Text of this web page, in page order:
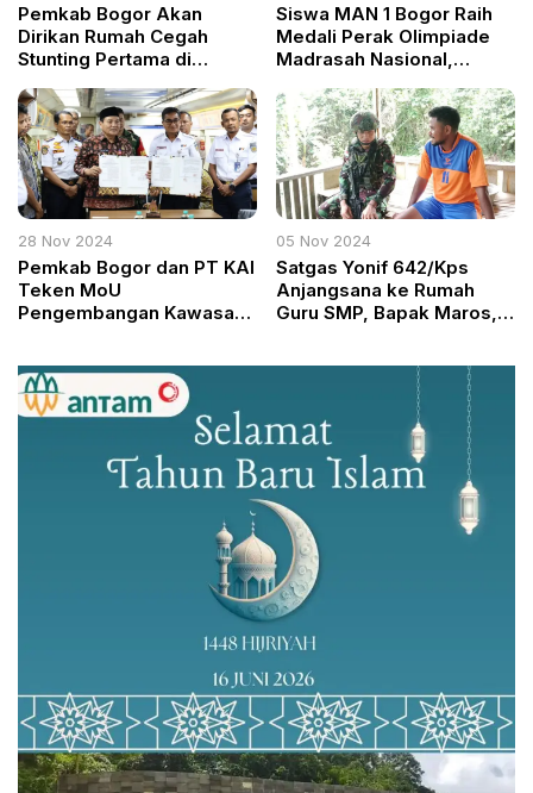
Pemkab Bogor Akan
Dirikan Rumah Cegah
Stunting Pertama di
Siswa MAN 1 Bogor Raih
Medali Perak Olimpiade
Madrasah Nasional,
dan Nilai Islam
28 Nov 2024
Pemkab Bogor dan PT KAI
Teken MoU
Pengembangan Kawasan
05 Nov 2024
Satgas Yonif 642/Kps
Anjangsana ke Rumah
Guru SMP, Bapak Maros,